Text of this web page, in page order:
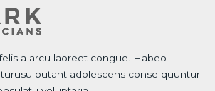
a arcu laoreet congue. Habeo
putant adolescens conse quuntur